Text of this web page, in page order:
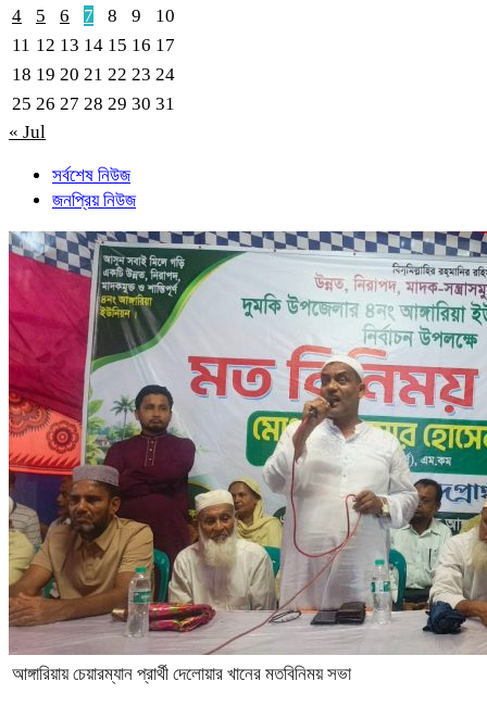
4
5 6 7 8 9
10
11 12 13 14 15 16 17
18 19 20 21 22 23 24
25 26 27 28 29 30 31
« Jul
সর্বশেষ নিউজ
জনপ্রিয় নিউজ
আঙ্গারিয়ায় চেয়ারম্যান প্রার্থী দেলোয়ার খানের মতবিনিময় সভা